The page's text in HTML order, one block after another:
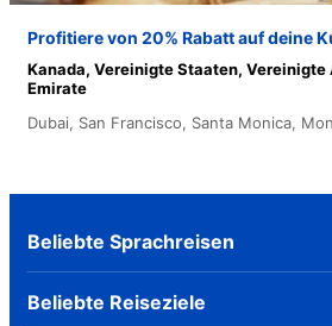
Profitiere von 20% Rabatt auf deine
Kanada, Vereinigte Staaten, Vereinigte
Emirate
Dubai, San Francisco, Santa Monica,
Beliebte Sprachreisen
Beliebte Reiseziele